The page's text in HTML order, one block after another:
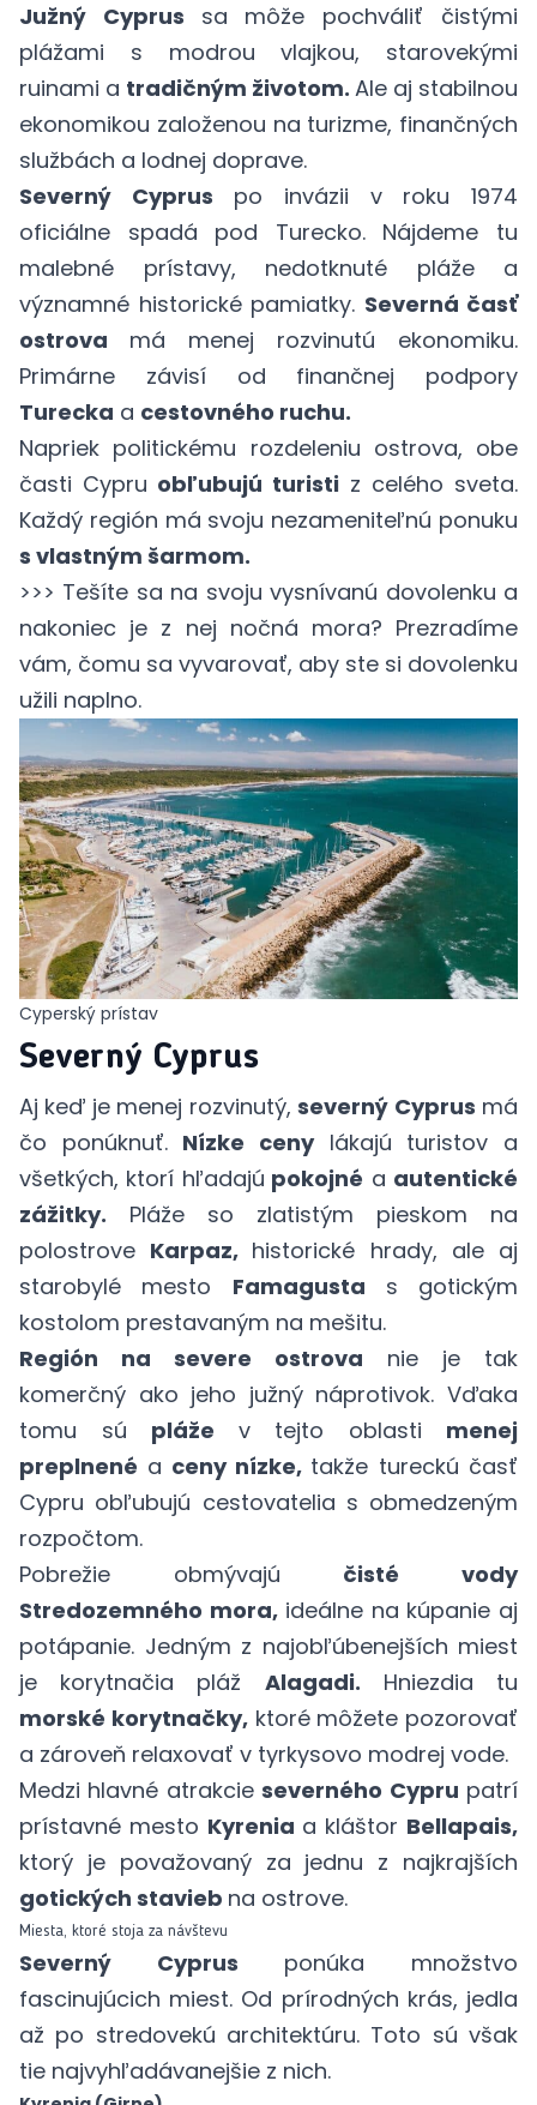
Južný Cyprus sa môže pochváliť čistými
plážami s modrou vlajkou, starovekými
ruinami a tradičným životom. Ale aj stabilnou
ekonomikou založenou na turizme, finančných
službách a lodnej doprave.
Severný Cyprus po invázii v roku 1974
oficiálne spadá pod Turecko. Nájdeme tu
malebné prístavy, nedotknuté pláže a
významné historické pamiatky. Severná časť
ostrova má menej rozvinutú ekonomiku.
Primárne závisí od finančnej podpory
Turecka a cestovného ruchu.
Napriek politickému rozdeleniu ostrova, obe
časti Cypru obľubujú turisti z celého sveta.
Každý región má svoju nezameniteľnú ponuku
s vlastným šarmom.
>>> Tešíte sa na svoju vysnívanú dovolenku a
nakoniec je z nej nočná mora? Prezradíme
vám, čomu sa vyvarovať, aby ste si dovolenku
užili naplno.
Cyperský prístav
Severný Cyprus
Aj keď je menej rozvinutý,severný Cyprus má
čo ponúknuť. Nízke cenylákajú turistov a
všetkých, ktorí hľadajú pokojné a autentické
zážitky. Pláže so zlatistým pieskom na
polostrove Karpaz, historické hrady, ale aj
starobylé mesto Famagusta s gotickým
kostolom prestavaným na mešitu.
Región na severe ostrova nie je tak
komerčný ako jeho južný náprotivok. Vďaka
tomu sú pláže v tejto oblasti menej
preplnené a ceny nízke, takže tureckú časť
Cypru obľubujú cestovatelia s obmedzeným
rozpočtom.
Pobrežie obmývajú čisté vody
Stredozemného mora,ideálne na kúpanie aj
potápanie. Jedným z najobľúbenejších miest
je korytnačia pláž Alagadi. Hniezdia tu
morské korytnačky,ktoré môžete pozorovať
a zároveň relaxovať v tyrkysovo modrej vode.
Medzi hlavné atrakcieseverného Cypru patrí
prístavné mesto Kyrenia a kláštor Bellapais,
ktorý je považovaný za jednu z najkrajších
gotických stavieb na ostrove.
Miesta, ktoré stoja za návštevu
Severný Cyprus ponúka množstvo
fascinujúcich miest. Od prírodných krás, jedla
až po stredovekú architektúru. Toto sú však
tie najvyhľadávanejšie z nich.